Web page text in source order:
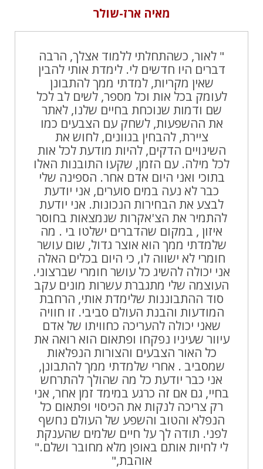
מאיה ארז-שולר
" לאור, כשהתחלתי ללמוד אצלך, הרבה
דברים היו חדשים לי. לימדת אותי להבין
שאין מקריות, למדתי ממך להתבונן
לעומק בכל אות וכל מספר, לשים לב לכל
שם ודמות שנוכחת בחיים שלנו, לאתר
את ההשפעות, לשחק עם הצבעים כמו
ציירת, להבחין בגוונים, לחוש את
השינויים הדקים, להיות מודעת לכל אות
לכל מילה. עם הזמן, שקעו התובנות האלו
בתוכי ואני היום אדם אחר. הספינה שלי
כבר לא נעה במים סוערים, אני יודעת
לבצע את הבחירות הנכונות. אני יודעת
להתמיר את הצ'אקרות שנמצאות בחוסר
איזון , במקום שהדברים ישלטו בי . מה
שלמדתי ממך הוא אוצר גדול, שום עושר
חומרי לא ישווה לו, כי היום בכלים האלה
אני יכולה להשיג כל עושר חומרי שברצוני.
העוצמה שלי מתגברת עשרות מונים עקב
סוד ההתבוננות שלימדת אותי, הרחבת
המודעות והבנת העולם סביבי. זו חוויה
שאני יכולה להעריכה כחוויתו של אדם
עיוור שעיניו נפקחו ופתאום הוא רואה את
כל האור הצבעים והצורות הנפלאות
שמסביב . אחרי שלמדתי ממך להתבונן,
אני כבר יודעת כל מה שהולך להתרחש
בחיי, גם אם זה כרגע במימד זמן אחר, אני
רק צריכה לנקות את הכיסוי ופתאום כל
הנפלא והטוב והשפע של העולם נחשף
לפני. תודה לך על חיים שלמים שהענקת
לי לחיות אותם באופן מלא מחובר ושלם."
אוהבת,"